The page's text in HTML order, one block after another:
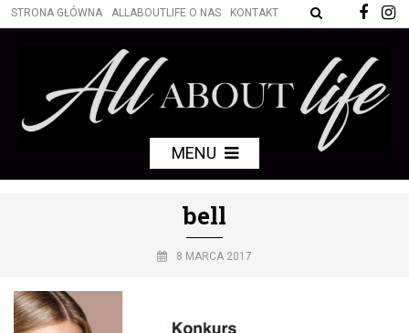
STRONA GŁÓWNA ALLABOUTLIFE O NAS KONTAKT
MENU
bell
8 MARCA 2017